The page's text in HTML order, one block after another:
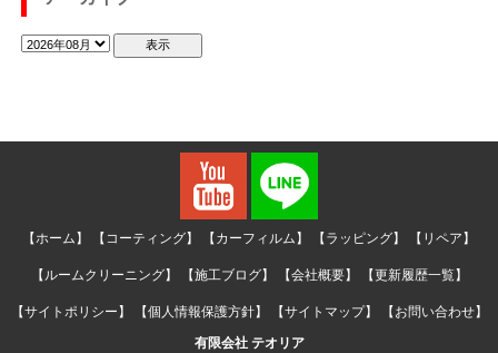
【ホーム】 【コーティング】 【カーフィルム】 【ラッピング】 【リペア】
【ルームクリーニング】 【施工ブログ】 【会社概要】 【更新履歴一覧】
【サイトポリシー】 【個人情報保護方針】 【サイトマップ】
【お問い合わせ】
有限会社 テオリア